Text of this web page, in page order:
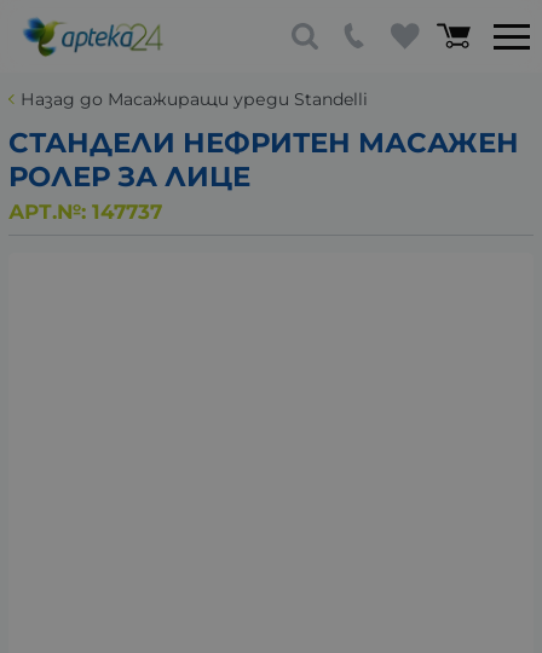
Назад до Масажиращи уреди Standelli
СТАНДЕЛИ НЕФРИТЕН МАСАЖЕН
РОЛЕР ЗА ЛИЦЕ
АРТ.№: 147737